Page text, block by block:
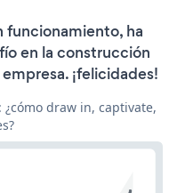
funcionamiento, ha
en la construcción
¡felicidades!
draw in, captivate,